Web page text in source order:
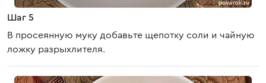
Шаг 5
В просеянную муку добавьте щепотку соли и чайную
ложку разрыхлителя.